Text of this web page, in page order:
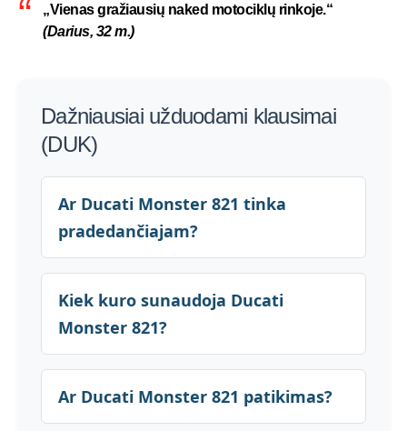
„Vienas gražiausių naked motociklų rinkoje.“
(Darius, 32 m.)
Dažniausiai užduodami klausimai
(DUK)
Ar Ducati Monster 821 tinka
pradedančiajam?
Kiek kuro sunaudoja Ducati
Monster 821?
Ar Ducati Monster 821 patikimas?